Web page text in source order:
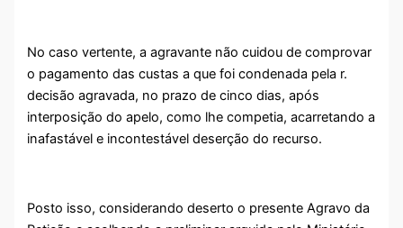
No caso vertente, a agravante não cuidou de comprovar
o pagamento das custas a que foi condenada pela r.
decisão agravada, no prazo de cinco dias, após
interposição do apelo, como lhe competia, acarretando a
inafastável e incontestável deserção do recurso.
Posto isso, considerando deserto o presente Agravo da